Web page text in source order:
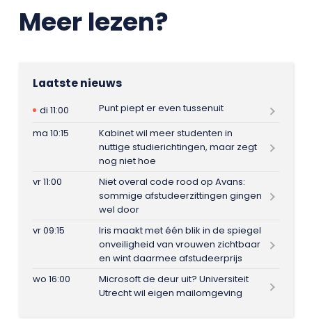
Meer lezen?
Laatste nieuws
di 11:00
Punt piept er even tussenuit
ma 10:15
Kabinet wil meer studenten in
nuttige studierichtingen, maar zegt
nog niet hoe
vr 11:00
Niet overal code rood op Avans:
sommige afstudeerzittingen gingen
wel door
vr 09:15
Iris maakt met één blik in de spiegel
onveiligheid van vrouwen zichtbaar
en wint daarmee afstudeerprijs
wo 16:00
Microsoft de deur uit? Universiteit
Utrecht wil eigen mailomgeving